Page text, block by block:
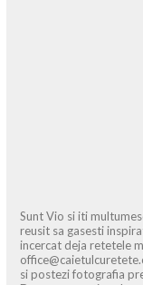
Sunt Vio si iti
reusit sa gasesti
incercat deja retetele
si postezi fotografia